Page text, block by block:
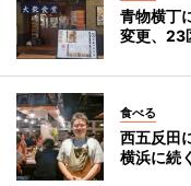
青物横丁
変更、23
食べる
西五反田
横浜に続